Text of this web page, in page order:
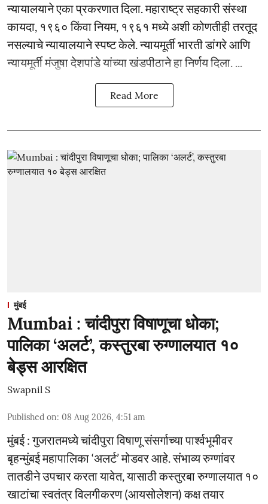
न्यायालयाने एका प्रकरणात दिला. महाराष्ट्र सहकारी संस्था
कायदा, १९६० किंवा नियम, १९६१ मध्ये अशी कोणतीही तरतूद
नसल्याचे न्यायालयाने स्पष्ट केले. न्यायमूर्ती भारती डांगरे आणि
न्यायमूर्ती मंजुषा देशपांडे यांच्या खंडपीठाने हा निर्णय दिला. ...
Read More
मुंबई
Mumbai : चांदीपुरा विषाणूचा धोका;
पालिका ‘अलर्ट’, कस्तुरबा रुग्णालयात १०
बेड्स आरक्षित
Swapnil S
Published on: 08 Aug 2026, 4:51 am
मुंबई : गुजरातमध्ये चांदीपुरा विषाणू संसर्गाच्या पार्श्वभूमीवर
बृहन्मुंबई महापालिका ‘अलर्ट’ मोडवर आहे. संभाव्य रुग्णांवर
तातडीने उपचार करता यावेत, यासाठी कस्तुरबा रुग्णालयात १०
खाटांचा स्वतंत्र विलगीकरण (आयसोलेशन) कक्ष तयार